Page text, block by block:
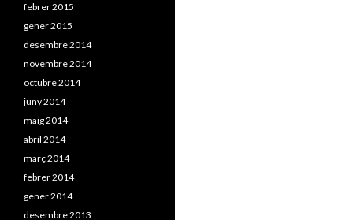
febrer 2015
gener 2015
desembre 2014
novembre 2014
octubre 2014
juny 2014
maig 2014
abril 2014
març 2014
febrer 2014
gener 2014
desembre 2013